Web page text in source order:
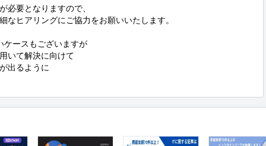
必要となりますので、
なヒアリングにご協力をお願いいたします。
ケースもございますが
いて解決に向けて
出るように